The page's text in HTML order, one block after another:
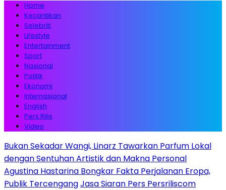
Home
Kecantikan
Selebriti
Lifestyle
Entertainment
Sport
Nasional
Politik
Ekonomi
Internasional
English
Pers Rilis
Video
Bukan Sekadar Wangi, Linarz Tawarkan Parfum Lokal
dengan Sentuhan Artistik dan Makna Personal
Agustina Hastarina Bongkar Fakta Perjalanan Eropa,
Publik TercengangJasa Siaran Pers Persriliscom